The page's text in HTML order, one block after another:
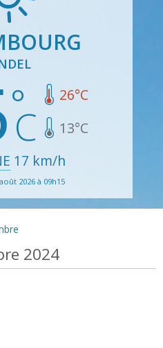
26°C
13°C
17 km/h
2026 à 09h15
2024